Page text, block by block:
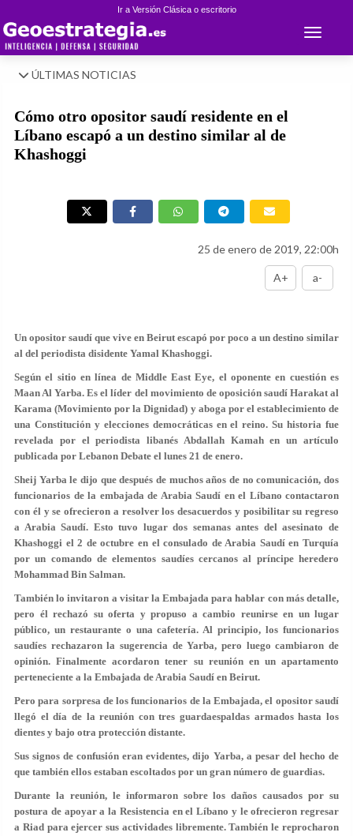
Ir a Versión Clásica o escritorio
Toggle
ÚLTIMAS NOTICIAS
Cómo otro opositor saudí residente en el
Líbano escapó a un destino similar al de
Khashoggi
25 de enero de 2019, 22:00h
A+ a-
Un opositor saudí que vive en Beirut escapó por poco a un destino similar
al del periodista disidente Yamal Khashoggi.
Según el sitio en línea de Middle East Eye, el oponente en cuestión es
Maan Al Yarba. Es el líder del movimiento de oposición saudí Harakat al
Karama (Movimiento por la Dignidad) y aboga por el establecimiento de
una Constitución y elecciones democráticas en el reino. Su historia fue
revelada por el periodista libanés Abdallah Kamah en un artículo
publicada por Lebanon Debate el lunes 21 de enero.
Sheij Yarba le dijo que después de muchos años de no comunicación, dos
funcionarios de la embajada de Arabia Saudí en el Líbano contactaron
con él y se ofrecieron a resolver los desacuerdos y posibilitar su regreso
a Arabia Saudí. Esto tuvo lugar dos semanas antes del asesinato de
Khashoggi el 2 de octubre en el consulado de Arabia Saudí en Turquía
por un comando de elementos saudíes cercanos al príncipe heredero
Mohammad Bin Salman.
También lo invitaron a visitar la Embajada para hablar con más detalle,
pero él rechazó su oferta y propuso a cambio reunirse en un lugar
público, un restaurante o una cafetería. Al principio, los funcionarios
saudíes rechazaron la sugerencia de Yarba, pero luego cambiaron de
opinión. Finalmente acordaron tener su reunión en un apartamento
perteneciente a la Embajada de Arabia Saudí en Beirut.
Pero para sorpresa de los funcionarios de la Embajada, el opositor saudí
llegó el día de la reunión con tres guardaespaldas armados hasta los
dientes y bajo otra protección distante.
Sus signos de confusión eran evidentes, dijo Yarba, a pesar del hecho de
que también ellos estaban escoltados por un gran número de guardias.
Durante la reunión, le informaron sobre los daños causados por su
postura de apoyar a la Resistencia en el Líbano y le ofrecieron regresar
a Riad para ejercer sus actividades libremente. También le reprocharon